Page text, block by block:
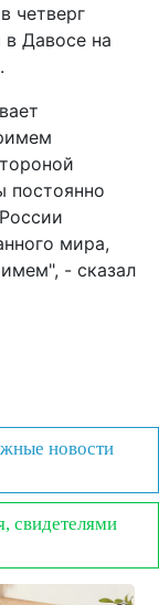
четверг
Давосе на
постоянно
мира,
- сказал
новости
свидетелями